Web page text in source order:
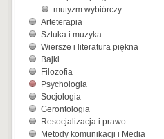
mutyzm wybiórczy
Arteterapia
Sztuka i muzyka
Wiersze i literatura piękna
Bajki
Filozofia
Psychologia
Socjologia
Gerontologia
Resocjalizacja i prawo
Metody komunikacji i Media